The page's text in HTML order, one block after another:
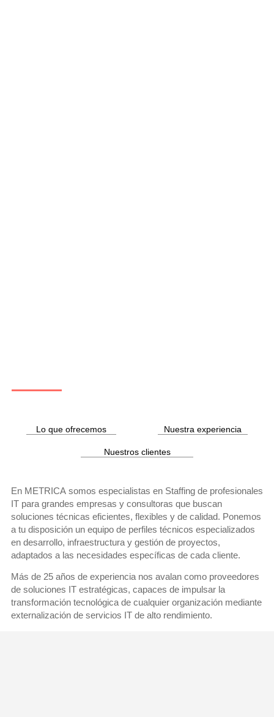
Lo que ofrecemos Nuestra experiencia
Nuestros clientes
En METRICAsomos especialistas en Staffing de profesionales
IT para grandes empresas y consultoras que buscan
soluciones técnicas eficientes, flexibles y de calidad. Ponemos
a tu disposición un equipo de perfiles técnicos especializados
en desarrollo, infraestructura y gestión de proyectos,
adaptados a las necesidades específicas de cada cliente.
Más de 25 años de experiencia nos avalan como proveedores
de soluciones ITestratégicas, capaces de impulsar la
transformación tecnológica de cualquier organización mediante
externalización de servicios ITde alto rendimiento.